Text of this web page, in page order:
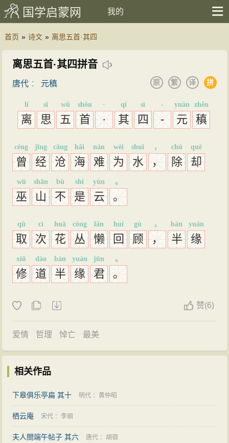
国学启蒙网 我的
首页 » 诗文 » 离思五首·其四
离思五首·其四拼音
唐代 ： 元稹 拼
译
繁
原
离
lí
思
sī
五
wǔ
首
shǒu
·
·
其
qí
四
sì
-
-
元
yuán
稹
zhěn
曾
céng
经
jīng
沧
cāng
海
hǎi
难
nán
为
wèi
水
shuǐ
，
，
除
chú
却
què
巫
wū
山
shān
不
bù
是
shì
云
yún
。
。
取
qǔ
次
cì
花
huā
丛
cóng
懒
lǎn
回
huí
顾
gù
，
，
半
bàn
缘
yuán
修
xiū
道
dào
半
bàn
缘
yuán
君
jūn
。
。
赞(6)
爱情 哲理 悼亡 最美
相关作品
下皋俱乐亭扁 其十 明代 ：黄仲昭
栖云庵 宋代 ：李纲
夫人閤端午帖子 其六 唐代 ：胡宿